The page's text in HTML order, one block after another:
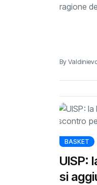
ragione
By
BASKET
UISP:
si